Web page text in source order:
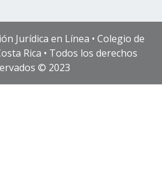
Jurídica en Línea • Colegio de
Rica • Todos los derechos
© 2023